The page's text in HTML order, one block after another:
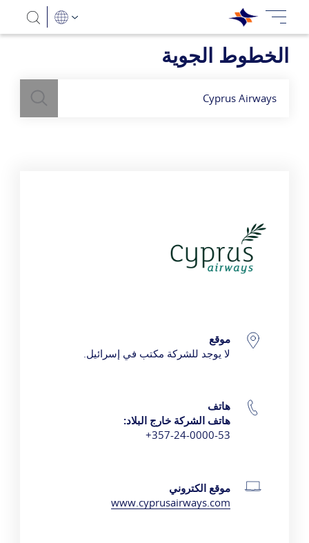
الخطوط الجوية
تفاصيل الاتصال
موقع
لا يوجد للشركة مكتب في إسرائيل.
هاتف
هاتف الشركة خارج البلاد:
357-24-0000-53+
موقع الكتروني
www.cyprusairways.com